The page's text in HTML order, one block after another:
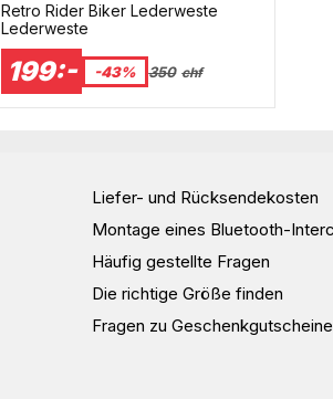
Retro Rider Biker Lederweste
Lederweste
199:- -43% 350 chf
Liefer- und Rücksendekosten
Montage eines Bluetooth-
Häufig gestellte Fragen
Die richtige Größe finden
Fragen zu